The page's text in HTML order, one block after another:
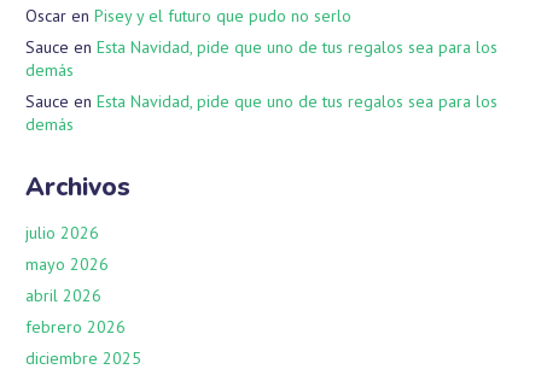
Oscar en Pisey y el futuro que pudo no serlo
Sauce en Esta Navidad, pide que uno de tus regalos sea para los
demás
Sauce en Esta Navidad, pide que uno de tus regalos sea para los
demás
Archivos
julio 2026
mayo 2026
abril 2026
febrero 2026
diciembre 2025